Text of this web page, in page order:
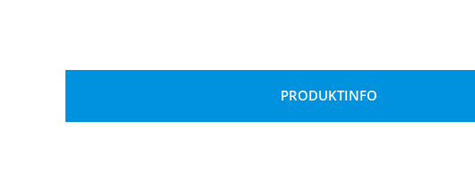
PRODUKTINFO